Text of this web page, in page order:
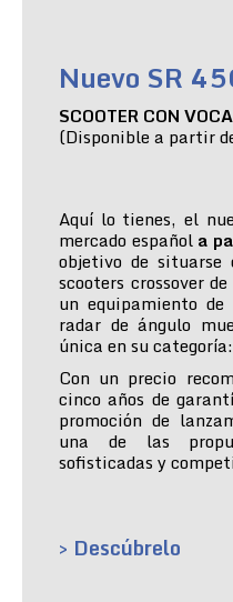
Nuevo SR
SCOOTER CON
(Disponible a partir
Aquí lo tienes, el
mercado español a
objetivo de situarse
scooters crossover
un equipamiento
radar de ángulo
única en su categoría:
Con un precio
cinco años de
promoción de
una de las
sofisticadas y
> Descúbrelo